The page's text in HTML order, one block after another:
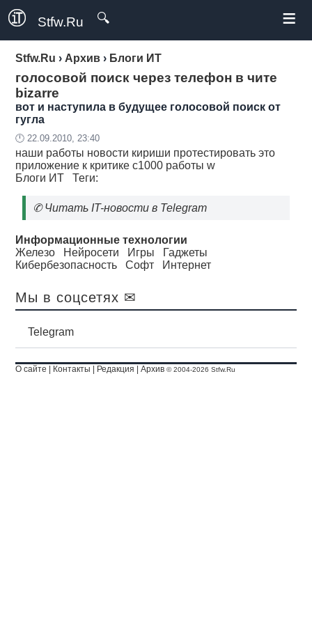
Stfw.Ru 🔍 ≡
Stfw.Ru › Архив › Блоги ИТ
голосовой поиск через телефон в чите
bizarre
вот и наступила в будущее голосовой поиск от
гугла
🕛 22.09.2010, 23:40
наши работы новости кириши протестировать это
приложение к критике c1000 работы w
Блоги ИТ Теги:
✆Читать IT-новости в Telegram
Информационные технологии
Железо
Нейросети Игры
Гаджеты
Кибербезопасность
Софт Интернет
Мы в соцсетях ✉
Telegram
О сайте Контакты Редакция |Архив © 2004-2026 Stfw.Ru